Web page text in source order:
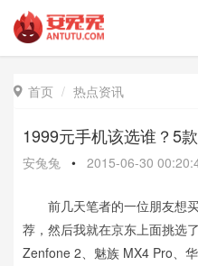
 首页 热点资讯
1999元手机该选谁？5
安兔兔 • 2015-06-30
前几天笔者的一位朋友想买
荐，然后我就在京东上面挑
Zenfone 2、魅族 MX4 Pro、